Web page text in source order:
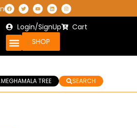
Login/SignUp
Cart
SHOP
MEGHAMALA TREE SEARCH